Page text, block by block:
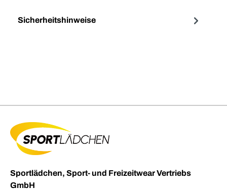
Sicherheitshinweise
Sportlädchen, Sport- und Freizeitwear Vertriebs
GmbH